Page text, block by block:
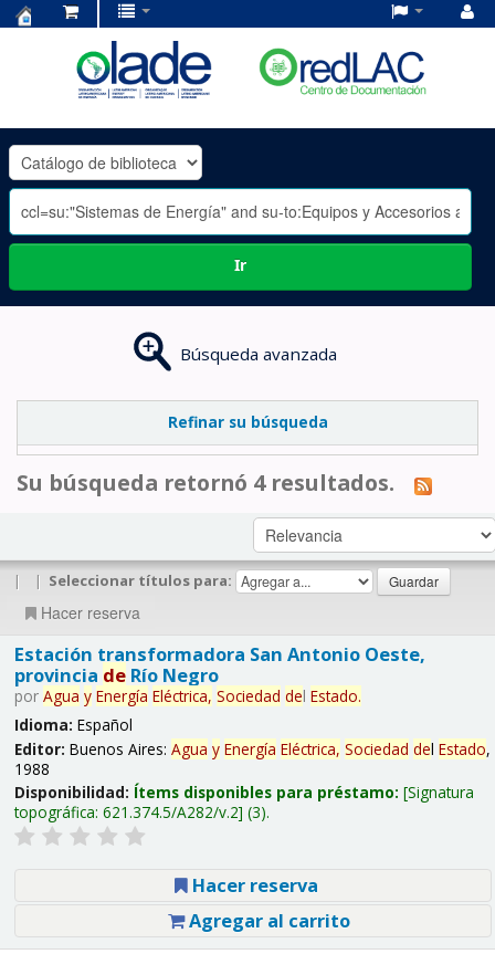
OLADE
-
Ir
Búsqueda avanzada
Refinar su búsqueda
Su búsqueda retornó 4 resultados.
| | Seleccionar títulos para:
Hacer reserva
Estación transformadora San Antonio Oeste,
provincia deRío Negro
por Agua y Energía Eléctrica, Sociedad del Estado.
Idioma: Español
Editor: Buenos Aires: Agua y Energía Eléctrica, Sociedad del Estado,
1988
Disponibilidad: Ítems disponibles para préstamo: Signatura
topográfica: 621.374.5/A282/v.2 (3).
Hacer reserva
Agregar al carrito